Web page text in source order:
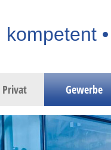
kompetent
Privat Gewerbe